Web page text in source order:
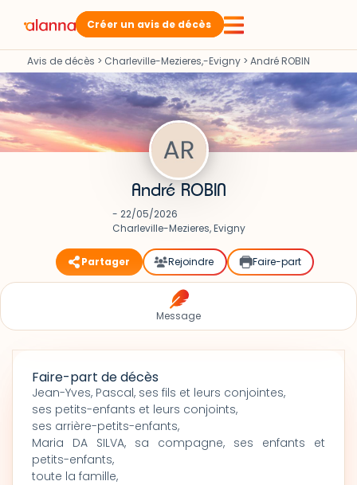
Créer un avis de décès
Avis de décès > Charleville-Mezieres,-Evigny > André ROBIN
André ROBIN
- 22/05/2026
Charleville-Mezieres, Evigny
Partager Rejoindre Faire-part
Message
Faire-part de décès
Jean-Yves, Pascal, ses fils et leurs conjointes,
ses petits-enfants et leurs conjoints,
ses arrière-petits-enfants,
Maria DA SILVA, sa compagne, ses enfants et
petits-enfants,
toute la famille,